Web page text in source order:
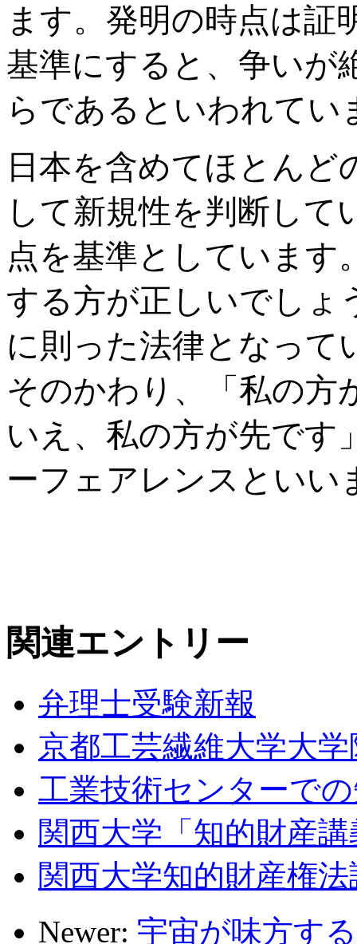
ます。発明の時点は証
基準にすると、争いが
らであるといわれてい
日本を含めてほとんど
して新規性を判断して
点を基準としています
する方が正しいでしょ
に則った法律となって
そのかわり、「私の方
いえ、私の方が先です
ーフェアレンスといい
関連エントリー
弁理士受験新報
京都工芸繊維大学大
工業技術センターで
関西大学「知的財産
関西大学知的財産権
Newer: 宇宙が味方す